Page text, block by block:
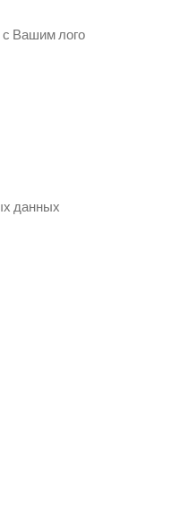
с Вашим лого
данных